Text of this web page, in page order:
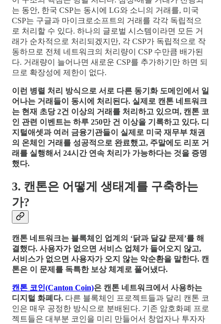
는 동안, 한국 CSP는 동시에 LG와 소니의 거래를, 미국
CSP는 구글과 마이크로소프트의 거래를 각각 독립적으
로 처리할 수 있다. 하나의 글로벌 시스템이라면 모든 거
래가 순차적으로 처리되겠지만, 각 CSP가 독립적으로 작
동하므로 전체 네트워크의 처리량이 CSP 수만큼 배가된
다. 거래량이 늘어나면 새로운 CSP를 추가하기만 하면 되
므로 확장성에 제한이 없다.
이런 병렬 처리 방식으로 서로 다른 동기화 도메인에서 일
어나는 거래들이 동시에 처리된다. 실제로 캔톤 네트워크
는 현재 초당 2건 이상의 거래를 처리하고 있으며, 캔톤 코
인 관련 이벤트는 하루 250만 건 이상을 기록하고 있다. 디
지털애셋과 여러 금융기관들이 실제로 미국 재무부 채권
의 온체인 거래를 성공적으로 완료했고, 주말에도 리포 거
래를 실행해서 24시간 연속 처리가 가능하다는 것을 증명
했다.
3. 캔톤은 어떻게 생태계를 구축하는
가?
캔톤 네트워크는 블록체인 업계의 ‘닭과 달걀 문제’를 해
결했다. 사용자가 없으면 서비스 업체가 들어오지 않고,
서비스가 없으면 사용자가 오지 않는 악순환을 말한다. 캔
톤은 이 문제를 독특한 보상 체계로 풀어냈다.
캔톤 코인(Canton Coin)은 캔톤 네트워크에서 사용하는
디지털 화폐다. 다른 블록체인 프로젝트들과 달리 캔톤 코
인은 매우 공정한 방식으로 분배된다. 기존 암호화폐 프로
젝트들은 대부분 코인을 미리 만들어서 창업자나 투자자